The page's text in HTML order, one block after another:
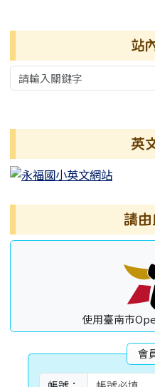
站
英
請
使用臺南市
會